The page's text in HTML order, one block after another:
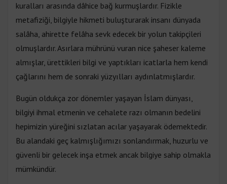
kuralları arasında dâhice bağ kurmuşlardır. Fizikle
metafiziği, bilgiyle hikmeti buluşturarak insanı dünyada
salâha, ahirette felâha sevk edecek bir yolun takipçileri
olmuşlardır. Asırlara mührünü vuran nice şaheser kaleme
almışlar, ürettikleri bilgi ve yaptıkları icatlarla hem kendi
çağlarını hem de sonraki yüzyılları aydınlatmışlardır.
Bugün oldukça zor dönemler yaşayan İslam dünyası,
bilgiyi ihmal etmenin ve cehalete razı olmanın bedelini
hepimizin yüreğini sızlatan acılar yaşayarak ödemektedir.
Bu alandaki geç kalmışlığımızı sonlandırmak, huzurlu ve
güvenli bir gelecek inşa etmek ancak bilgiye sahip olmakla
mümkündür.